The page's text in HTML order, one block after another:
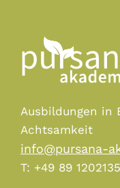
Ausbildungen in
Achtsamkeit
info@pursana-
T: +49 89